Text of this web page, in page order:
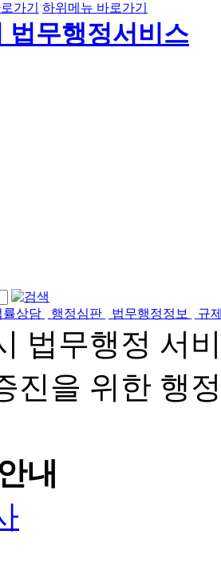
가기 하위메뉴 바로가기
률상담 행정심판 법무행정정보 규
법무행정 서
진을 위한 행
내